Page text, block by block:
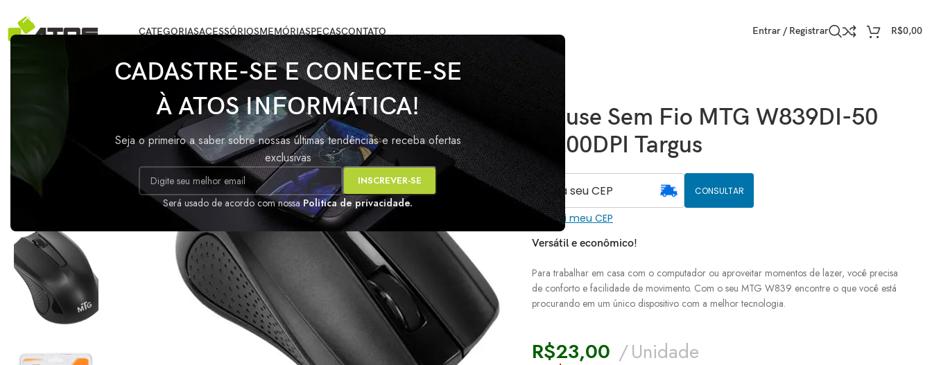
CADASTRE-SE E CONECTE-SE
À ATOS INFORMÁTICA!
Seja o primeiro a saber sobre nossas últimas tendências e receba ofertas
exclusivas
Será usado de acordo com nossaPolitica de privacidade.
CATEGORIASACESSÓRIOSMEMÓRIASPEÇASCONTATO Entrar / Registrar R$0,00
Mouse Sem Fio MTG W839DI-50 1.200DPI Targus
Mouse Sem Fio MTG W839DI-50
1.200DPI Targus
CONSULTAR
Não sei meu CEP
Versátil e econômico!
Para trabalhar em casa com o computador ou aproveitar momentos de lazer, você precisa
de conforto e facilidade de movimento. Com o seu MTG W839 encontre o que você está
procurando em um único dispositivo com a melhor tecnologia.
R$23,00 Unidade